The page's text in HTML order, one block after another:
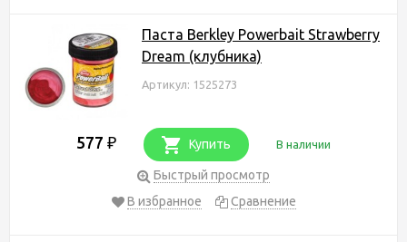
Паста Berkley Powerbait Strawberry
Dream (клубника)
Артикул: 1525273
577 ₽ Купить В наличии
Быстрый просмотр
В избранное
Сравнение